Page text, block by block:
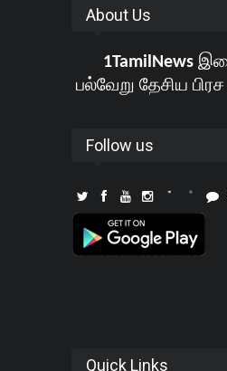
About Us
1TamilNews
பல்வேறு தேசிய பிரச
Follow us
Quick Links